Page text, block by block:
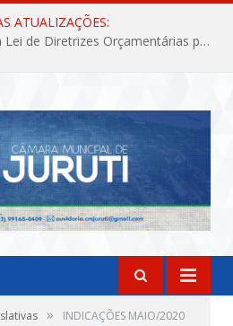
ATUALIZAÇÕES:
Câmara Municipal aprova Lei de Diretrizes Orçamentárias para o exercício financeiro de 2027
» INDICAÇÕES MAIO/2020